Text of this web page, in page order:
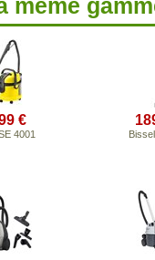
même
€
4001